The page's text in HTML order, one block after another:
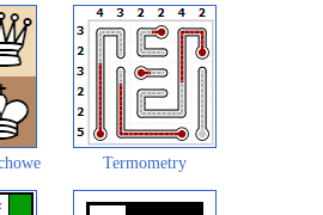
Termometry